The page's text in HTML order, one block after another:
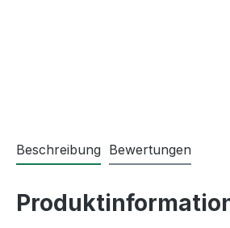
Beschreibung Bewertungen